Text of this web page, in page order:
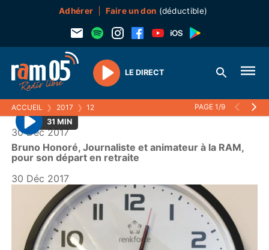
Adhérer Faire un don (déductible)
Play
LE DIRECT
ACCUEIL ❯ 2017 ❯ 12 PAGE 1/9
30 Déc 2017
P
l
a
y
31 MIN
Bruno Honoré, Journaliste et animateur à la RAM,
pour son départ en retraite
30 Déc 2017